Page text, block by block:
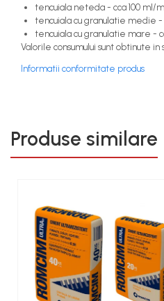
Delimitari
Elemente gard
Pervaz geam piatra
Trepte
Gresie si faianta
Faianta
Gresie
tencuiala neteda - cca 100 ml/
tencuiala cu granulatie medie -
tencuiala cu granulatie mare -
Valorile consumului sunt obtinute
Informatii conformitate produs
Produse similare